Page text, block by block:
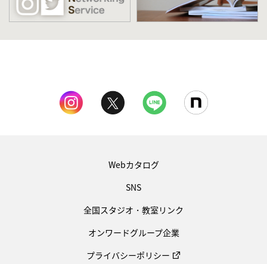
Webカタログ
SNS
全国スタジオ・教室リンク
オンワードグループ企業
プライバシーポリシー